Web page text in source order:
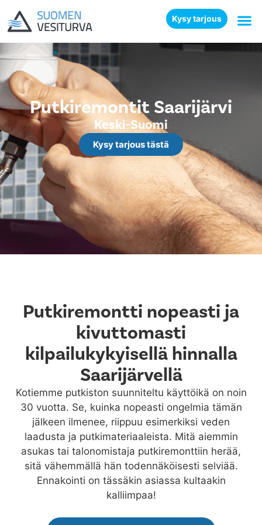
Kysy tarjous
Putkiremontit Saarijärvi
Keski-Suomi
Kysy tarjous tästä
Putkiremontti nopeasti ja
kivuttomasti
kilpailukykyisellä hinnalla
Saarijärvellä
Kotiemme putkiston suunniteltu käyttöikä on noin
30 vuotta. Se, kuinka nopeasti ongelmia tämän
jälkeen ilmenee, riippuu esimerkiksi veden
laadusta ja putkimateriaaleista. Mitä aiemmin
asukas tai talonomistaja putkiremonttiin herää,
sitä vähemmällä hän todennäköisesti selviää.
Ennakointi on tässäkin asiassa kultaakin
kalliimpaa!